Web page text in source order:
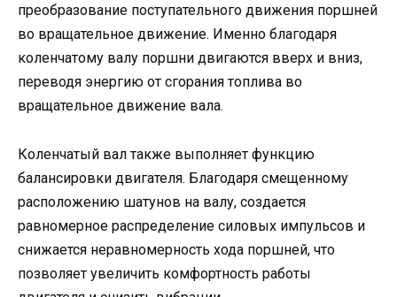
преобразование поступательного движения поршней
во вращательное движение. Именно благодаря
коленчатому валу поршни двигаются вверх и вниз,
переводя энергию от сгорания топлива во
вращательное движение вала.
Коленчатый вал также выполняет функцию
балансировки двигателя. Благодаря смещенному
расположению шатунов на валу, создается
равномерное распределение силовых импульсов и
снижается неравномерность хода поршней, что
позволяет увеличить комфортность работы